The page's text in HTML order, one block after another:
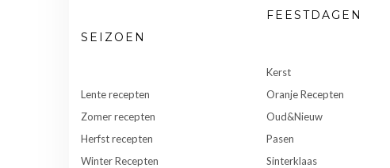
SEIZOEN
Lente recepten
Zomer recepten
Herfst recepten
Winter Recepten
FEESTDAGEN
Kerst
Oranje Recepten
Oud&Nieuw
Pasen
Sinterklaas